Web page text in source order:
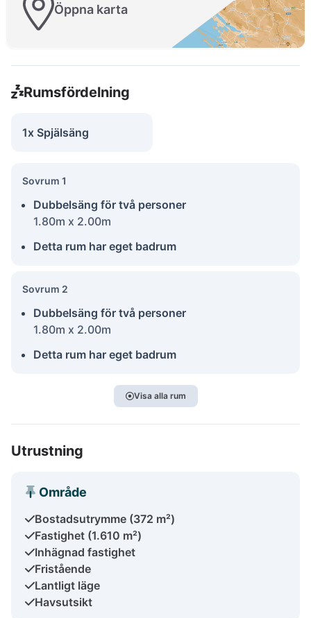
Öppna karta
Rumsfördelning
1x Spjälsäng
Sovrum 1
Dubbelsäng för två personer
1.80m x 2.00m
Detta rum har eget badrum
Sovrum 2
Dubbelsäng för två personer
1.80m x 2.00m
Detta rum har eget badrum
Visa alla rum
Utrustning
Område
Bostadsutrymme (372 m²)
Fastighet (1.610 m²)
Inhägnad fastighet
Fristående
Lantligt läge
Havsutsikt